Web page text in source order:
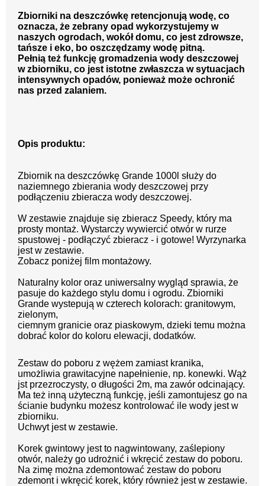
Zbiorniki na deszczówkę retencjonują wodę, co
oznacza, że zebrany opad wykorzystujemy w
naszych ogrodach, wokół domu, co jest zdrowsze,
tańsze i eko, bo oszczędzamy wodę pitną.
Pełnią też funkcję gromadzenia wody deszczowej
w zbiorniku, co jest istotne zwłaszcza w sytuacjach
intensywnych opadów, ponieważ może ochronić
nas przed zalaniem.
Opis produktu:
Zbiornik na deszczówkę Grande 1000l służy do
naziemnego zbierania wody deszczowej przy
podłączeniu zbieracza wody deszczowej.
W zestawie znajduje się zbieracz Speedy, który ma
prosty montaż. Wystarczy wywiercić otwór w rurze
spustowej - podłączyć zbieracz - i gotowe! Wyrzynarka
jest w zestawie.
Zobacz poniżej film montażowy.
Naturalny kolor oraz uniwersalny wygląd sprawia, że
pasuje do każdego stylu domu i ogrodu. Zbiorniki
Grande wystepują w czterech kolorach: granitowym,
zielonym,
ciemnym granicie oraz piaskowym, dzieki temu można
dobrać kolor do koloru elewacji, dodatków.
Zestaw do poboru z wężem zamiast kranika,
umożliwia grawitacyjne napełnienie, np. konewki. Wąż
jst przezroczysty, o długości 2m, ma zawór odcinający.
Ma też inną użyteczną funkcję, jeśli zamontujesz go na
ścianie budynku możesz kontrolować ile wody jest w
zbiorniku.
Uchwyt jest w zestawie.
Korek gwintowy jest to nagwintowany, zaślepiony
otwór, należy go udrożnić i wkręcić zestaw do poboru.
Na zimę można zdemontować zestaw do poboru
zdemont i wkręcić korek, który również jest w zestawie.